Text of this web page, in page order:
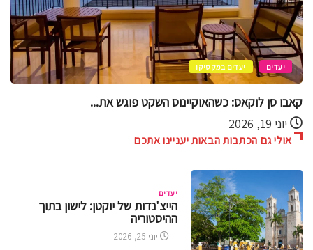
יעדים קוזומל
קוזומל בסטנדרט זהב – חוויות VIP מעל...
יוני 11, 2026
אולי גם הכתבות הבאות יעניינו אתכם
יעדים
הייצ'נדות של יוקטן: לישון בתוך
ההיסטוריה
יוני 25, 2026